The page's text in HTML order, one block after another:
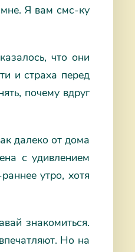
мне. Я вам смс-ку
что они
и страха перед
почему вдруг
далеко от дома
с удивлением
утро, хотя
знакомиться.
Но на